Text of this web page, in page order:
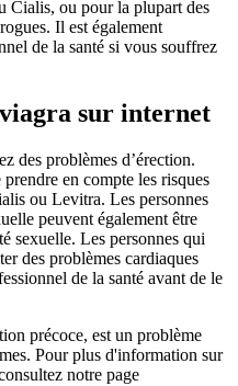
Cialis, ou pour la plupart des
Il est également
de la santé si vous souffrez
sur internet
des problèmes d’érection.
en compte les risques
ou Levitra. Les personnes
peuvent également être
sexuelle. Les personnes qui
des problèmes cardiaques
de la santé avant de le
précoce, est un problème
Pour plus d'information sur
notre page